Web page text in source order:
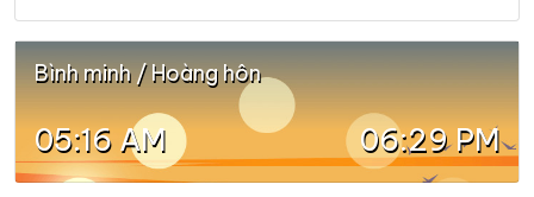
Bình minh / Hoàng hôn
05:16 AM 06:29 PM